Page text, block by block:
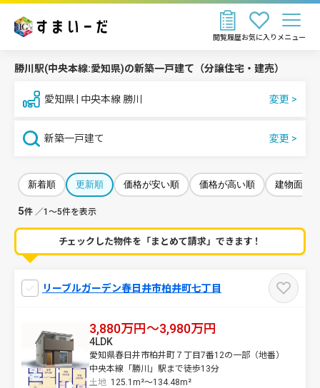
お気に入り
閲覧履歴 メニュー
勝川駅(中央本線:愛知県)の新築一戸建て（分譲住宅・建売）
愛知県 | 中央本線 勝川
新築一戸建て
新着順 更新順 価格が安い順 価格が高い順 建物面積
5件 ／1～5件を表示
チェックした物件を「まとめて請求」できます！
リーブルガーデン春日井市柏井町七丁目
3,880万円～3,980万円
愛知県春日井市柏井町７丁目7番12の一部（地番）
中央本線「勝川」駅まで徒歩13分
土地 125.1m²～134.48m²
4LDK